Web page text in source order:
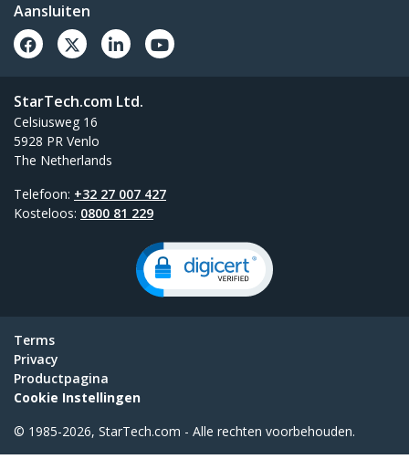
Aansluiten
StarTech.com Ltd.
Celsiusweg 16
5928 PR Venlo
The Netherlands
Telefoon: +32 27 007 427
Kosteloos: 0800 81 229
Terms
Privacy
Productpagina
Cookie Instellingen
© 1985-2026, StarTech.com - Alle rechten voorbehouden.